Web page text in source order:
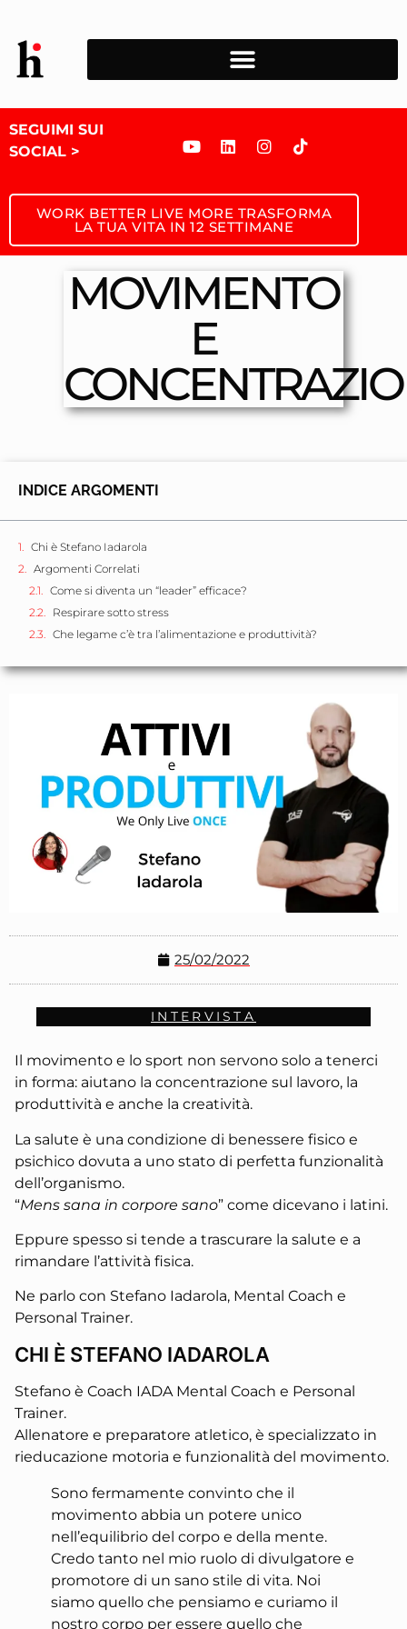
SEGUIMI SUI
SOCIAL >
WORK BETTER LIVE MORE TRASFORMA
LA TUA VITA IN 12 SETTIMANE
MOVIMENTO
E
INDICE ARGOMENTI
Chi è Stefano Iadarola
Argomenti Correlati
Come si diventa un “leader” efficace?
Respirare sotto stress
Che legame c’è tra l’alimentazione e produttività?
25/02/2022
INTERVISTA
Il movimento e lo sport non servono solo a tenerci
in forma: aiutano la concentrazione sul lavoro, la
produttività e anche la creatività.
La salute è una condizione di benessere fisico e
psichico dovuta a uno stato di perfetta funzionalità
dell’organismo.
“Mens sana in corpore sano” come dicevano i latini.
Eppure spesso si tende a trascurare la salute e a
rimandare l’attività fisica.
Ne parlo con Stefano Iadarola, Mental Coach e
Personal Trainer.
CHI È STEFANO IADAROLA
Stefano è Coach IADA Mental Coach e Personal
Trainer.
Allenatore e preparatore atletico, è specializzato in
rieducazione motoria e funzionalità del movimento.
Sono fermamente convinto che il
movimento abbia un potere unico
nell’equilibrio del corpo e della mente.
Credo tanto nel mio ruolo di divulgatore e
promotore di un sano stile di vita. Noi
siamo quello che pensiamo e curiamo il
nostro corpo per essere quello che